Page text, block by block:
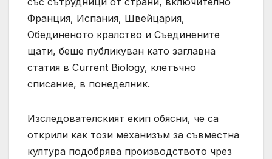
Франция, Испания, Швейцария,
Обединеното кралство и Съединените
щати, беше публикуван като заглавна
статия в Current Biology, клетъчно
списание, в понеделник.
Изследователският екип обясни, че са
открили как този механизъм за съвместна
култура подобрява производството чрез